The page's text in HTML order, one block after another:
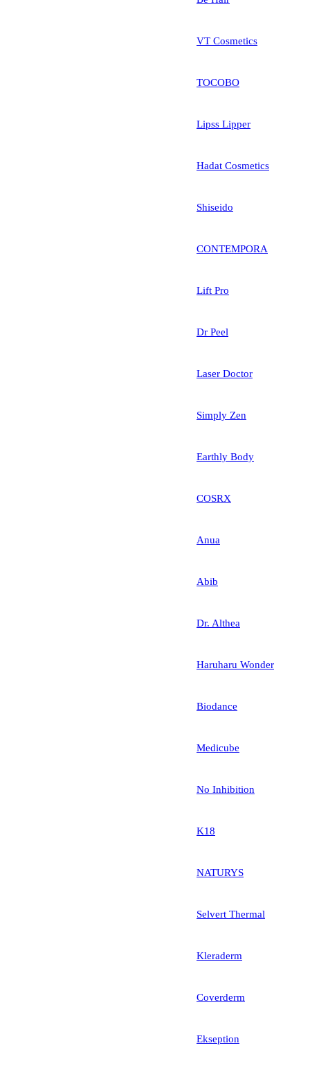
VT Cosmetics
TOCOBO
Lipss Lipper
Hadat Cosmetics
Shiseido
CONTEMPORA
Lift Pro
Dr Peel
Laser Doctor
Simply Zen
Earthly Body
COSRX
Anua
Abib
Dr. Althea
Haruharu Wonder
Biodance
Medicube
No Inhibition
K18
NATURYS
Selvert Thermal
Kleraderm
Coverderm
Ekseption